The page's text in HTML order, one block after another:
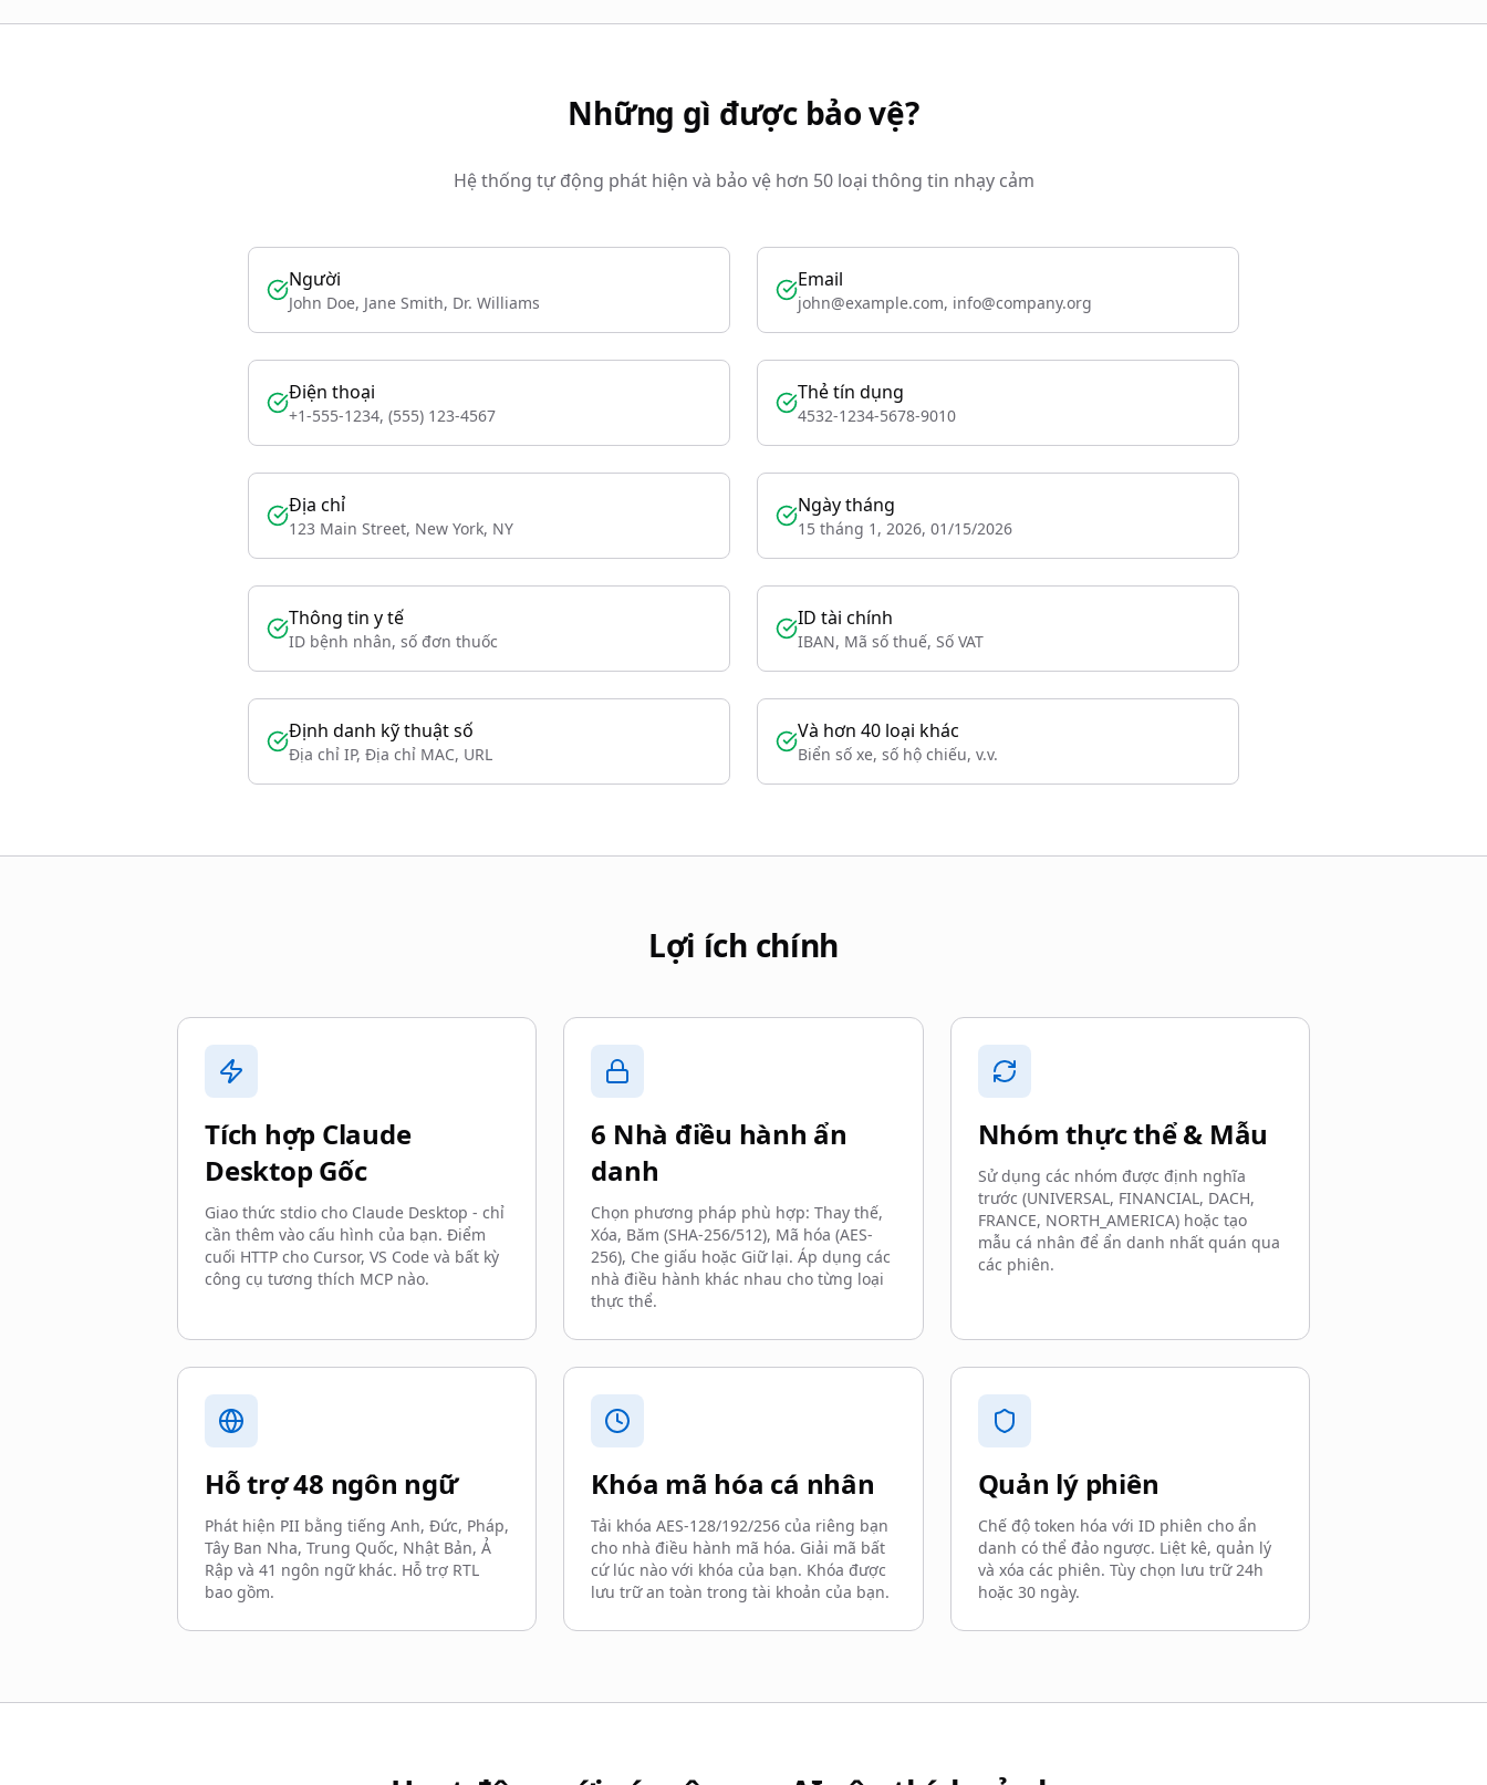
Những gì được bảo vệ?
Hệ thống tự động phát hiện và bảo vệ hơn 50 loại thông tin nhạy cảm
Người
John Doe, Jane Smith, Dr. Williams
Email
john@example.com, info@company.org
Điện thoại
+1-555-1234, (555) 123-4567
Thẻ tín dụng
4532-1234-5678-9010
Địa chỉ
123 Main Street, New York, NY
Ngày tháng
15 tháng 1, 2026, 01/15/2026
Thông tin y tế
ID bệnh nhân, số đơn thuốc
ID tài chính
IBAN, Mã số thuế, Số VAT
Định danh kỹ thuật số
Địa chỉ IP, Địa chỉ MAC, URL
Và hơn 40 loại khác
Biển số xe, số hộ chiếu, v.v.
Lợi ích chính
Tích hợp Claude
Desktop Gốc
Giao thức stdio cho Claude Desktop - chỉ
cần thêm vào cấu hình của bạn. Điểm
cuối HTTP cho Cursor, VS Code và bất kỳ
công cụ tương thích MCP nào.
6 Nhà điều hành ẩn
danh
Chọn phương pháp phù hợp: Thay thế,
Xóa, Băm (SHA-256/512), Mã hóa (AES-
256), Che giấu hoặc Giữ lại. Áp dụng các
nhà điều hành khác nhau cho từng loại
thực thể.
Nhóm thực thể & Mẫu
Sử dụng các nhóm được định nghĩa
trước (UNIVERSAL, FINANCIAL, DACH,
FRANCE, NORTH_AMERICA) hoặc tạo
mẫu cá nhân để ẩn danh nhất quán qua
các phiên.
Hỗ trợ 48 ngôn ngữ
Phát hiện PII bằng tiếng Anh, Đức, Pháp,
Tây Ban Nha, Trung Quốc, Nhật Bản, Ả
Rập và 41 ngôn ngữ khác. Hỗ trợ RTL
bao gồm.
Khóa mã hóa cá nhân
Tải khóa AES-128/192/256 của riêng bạn
cho nhà điều hành mã hóa. Giải mã bất
cứ lúc nào với khóa của bạn. Khóa được
lưu trữ an toàn trong tài khoản của bạn.
Quản lý phiên
Chế độ token hóa với ID phiên cho ẩn
danh có thể đảo ngược. Liệt kê, quản lý
và xóa các phiên. Tùy chọn lưu trữ 24h
hoặc 30 ngày.